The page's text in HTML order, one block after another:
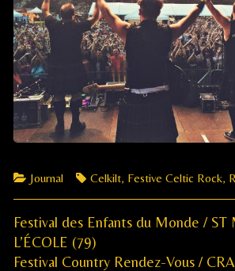
Categories
Journal Tags
Celkilt, Festive Celtic Rock,
Navigation
de
Previous
post:
Festival des Enfants du Monde / ST
L’ÉCOLE (79)
Next
Festival Country Rendez-Vous /